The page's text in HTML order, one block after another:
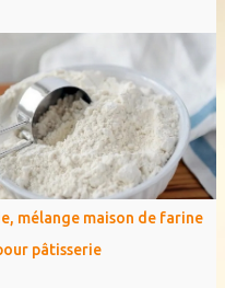
mélange maison de farine
pâtisserie